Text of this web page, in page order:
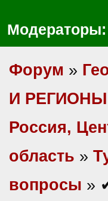
Модераторы:
Форум »
И РЕГИОНЫ
Россия,
область »
вопросы »